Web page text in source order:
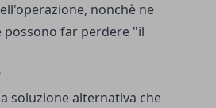
nonchè ne
possono far perdere "il
soluzione alternativa che